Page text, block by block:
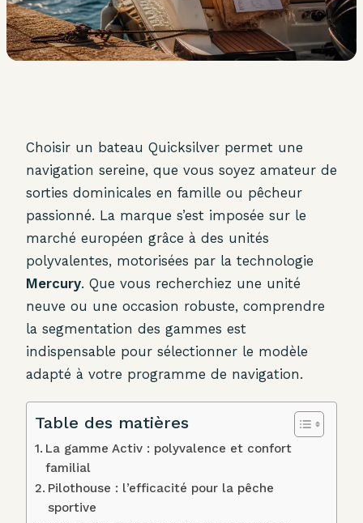
Choisir un bateau Quicksilver permet une
navigation sereine, que vous soyez amateur de
sorties dominicales en famille ou pêcheur
passionné. La marque s’est imposée sur le
marché européen grâce à des unités
polyvalentes, motorisées par la technologie
Mercury. Que vous recherchiez une unité
neuve ou une occasion robuste, comprendre
la segmentation des gammes est
indispensable pour sélectionner le modèle
adapté à votre programme de navigation.
Table des matières
La gamme Activ : polyvalence et confort
familial
Pilothouse : l’efficacité pour la pêche
sportive